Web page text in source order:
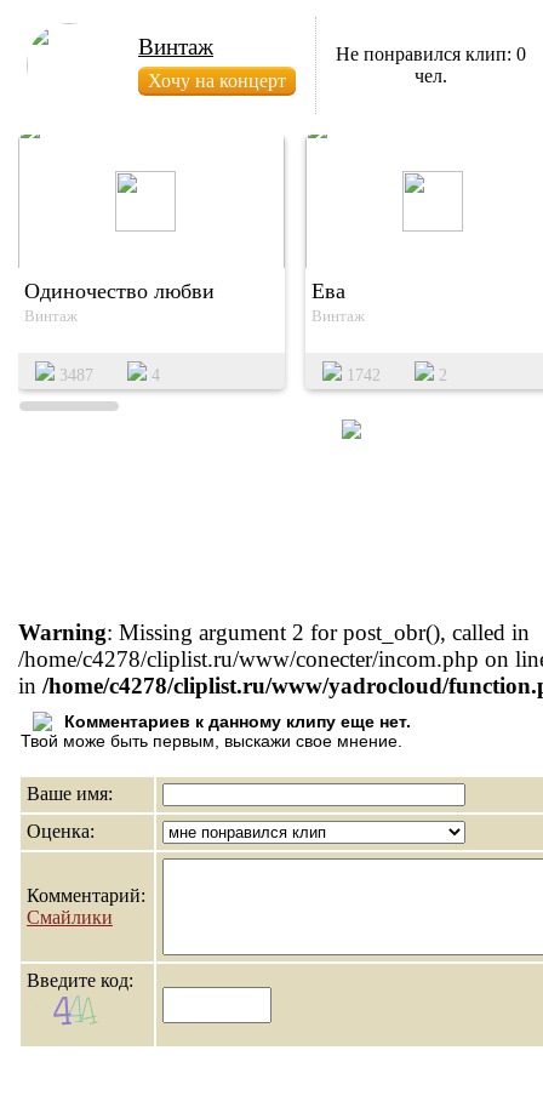
Винтаж
Не понравился клип: 0
чел.
Одиночество любви
Винтаж
3487 4
Ева
Винтаж
1742 2
Warning: Missing argument 2 for post_obr(), called in
/home/c4278/cliplist.ru/www/conecter/incom.php on
in /home/c4278/cliplist.ru/www/yadrocloud/
Комментариев к данному клипу еще нет.
Твой може быть первым, выскажи свое мнение.
Ваше имя:
Оценка:
Комментарий:
Смайлики
Введите код: